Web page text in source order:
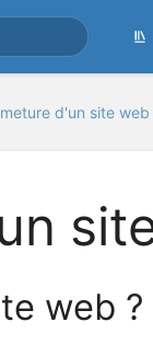
d'un site web
web ?